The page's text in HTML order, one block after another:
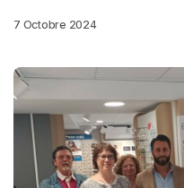
7 Octobre 2024